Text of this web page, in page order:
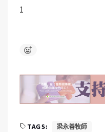
1
TAGS: 梁永善牧師